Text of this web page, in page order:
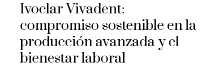
Ivoclar Vivadent:
compromiso sostenible en la
producción avanzada y el
bienestar laboral